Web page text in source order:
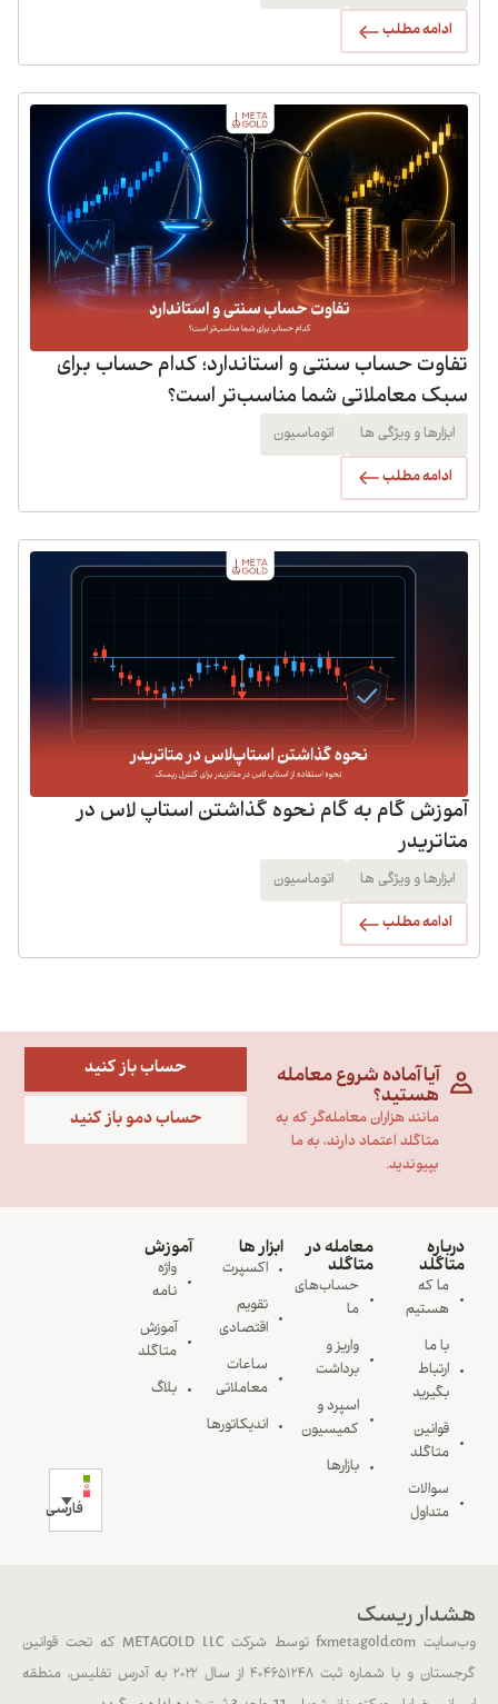
ادامه مطلب
تفاوت حساب سنتی و استاندارد؛ کدام حساب برای
سبک معاملاتی شما مناسب‌تر است؟
ابزارها و ویژگی ها اتوماسیون
ادامه مطلب
آموزش گام به گام نحوه گذاشتن استاپ لاس در
متاتریدر
ابزارها و ویژگی ها اتوماسیون
ادامه مطلب
آیا آماده شروع معامله
هستید؟
مانند هزاران معامله‌گر که به
متاگلد اعتماد دارند، به ما
بپیوندید.
حساب باز کنید
حساب دمو باز کنید
درباره
متاگلد
ما که
هستیم
با ما
ارتباط
بگیرید
قوانین
متاگلد
سوالات
متداول
معامله در
متاگلد
حساب‌های
ما
واریز و
برداشت
اسپرد و
کمیسیون
بازارها
ابزار ها
اکسپرت
تقویم
اقتصادی
ساعات
معاملاتی
اندیکاتورها
آموزش
واژه
نامه
آموزش
متاگلد
بلاگ
فارسی
هشدار ریسک
وب‌سایت fxmetagold.com توسط شرکت METAGOLD LLC که تحت قوانین
گرجستان و با شماره ثبت ۴۰۴۶۵۱۲۴۸ از سال ۲۰۲۲ به آدرس تفلیس، منطقه